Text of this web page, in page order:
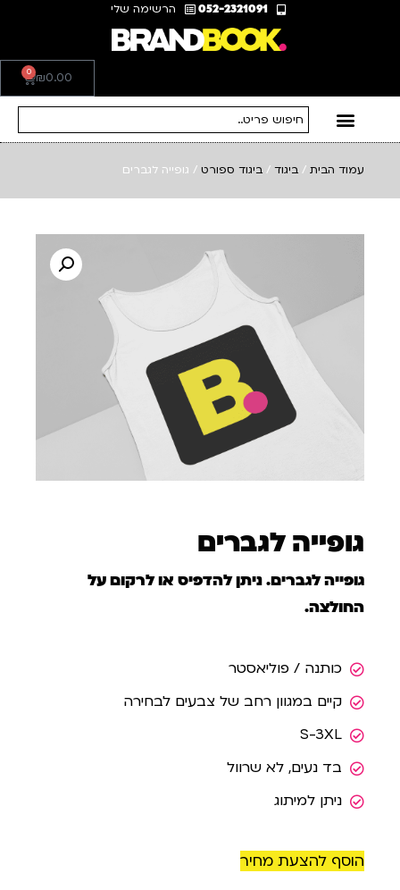
052-2321091 הרשימה שלי
₪0.00
0
עמוד הבית / ביגוד / ביגוד ספורט / גופייה לגברים
גופייה לגברים
גופייה לגברים. ניתן להדפיס או לרקום על
החולצה.
כותנה / פוליאסטר
קיים במגוון רחב של צבעים לבחירה
S-3XL
בד נעים, לא שרוול
ניתן למיתוג
הוסף להצעת מחיר